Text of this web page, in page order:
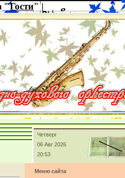
"Гости" |
Четверг
06 Авг 2026
20:53
Меню сайта